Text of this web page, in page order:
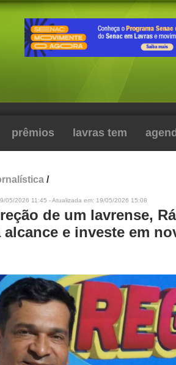
prêmios lavras tem
/
05/2026 11:45 - Atualizada em: 19/05/2026 15:08
de um lavrense,
alcance e investe em